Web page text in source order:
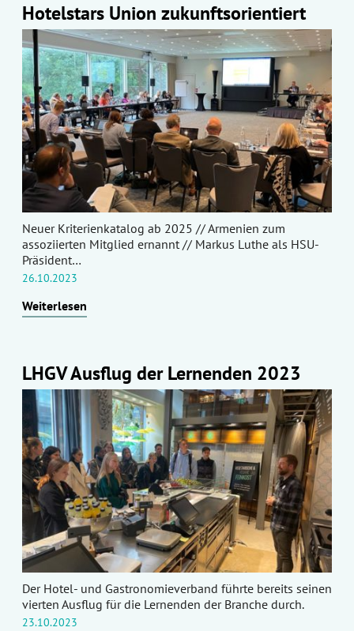
Hotelstars Union zukunftsorientiert
Neuer Kriterienkatalog ab 2025 // Armenien zum
assoziierten Mitglied ernannt // Markus Luthe als HSU-
Präsident…
26.10.2023
Weiterlesen
LHGV Ausflug der Lernenden 2023
Der Hotel- und Gastronomieverband führte bereits seinen
vierten Ausflug für die Lernenden der Branche durch.
23.10.2023